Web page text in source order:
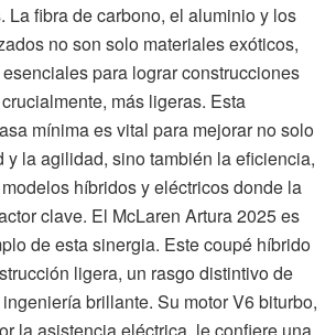
La fibra de carbono, el aluminio y los
no son solo materiales exóticos,
para lograr construcciones
más ligeras. Esta
mínima es vital para mejorar no solo
y la agilidad, sino también la eficiencia,
híbridos y eléctricos donde la
clave. El McLaren Artura 2025 es
de esta sinergia. Este coupé híbrido
ligera, un rasgo distintivo de
brillante. Su motor V6 biturbo,